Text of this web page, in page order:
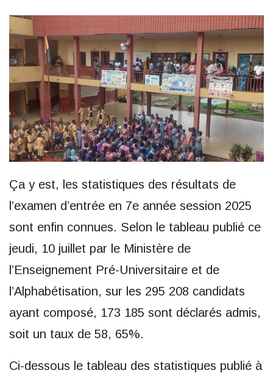
Ça y est, les statistiques des résultats de
l’examen d’entrée en 7e année session 2025
sont enfin connues. Selon le tableau publié ce
jeudi, 10 juillet par le Ministère de
l’Enseignement Pré-Universitaire et de
l’Alphabétisation, sur les 295 208 candidats
ayant composé, 173 185 sont déclarés admis,
soit un taux de 58, 65%.
Ci-dessous le tableau des statistiques publié à